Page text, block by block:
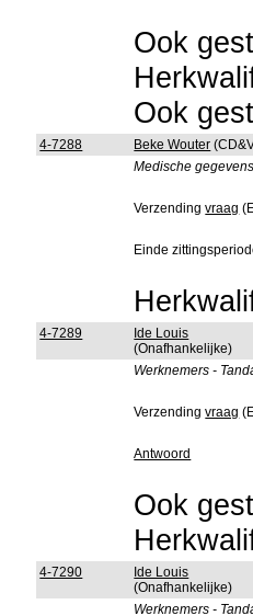
Ook
Ook
4-7288 Beke Wouter
Medische
Verzendingvraag
Einde
4-7289
Ide Louis
(Onafhankelijke)
Werknemers -
Verzendingvraag
Antwoord
Ook
4-7290
Ide Louis
(Onafhankelijke)
Werknemers -